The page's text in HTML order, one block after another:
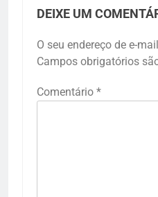
DEIXE UM
O seu endereço de e-
Campos obrigatórios
Comentário *